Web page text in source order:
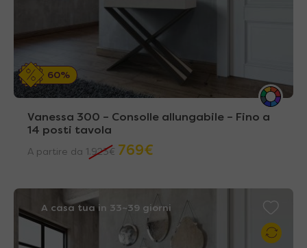
60%
Vanessa 300 – Consolle allungabile – Fino a
14 posti tavola
A partire da 1.923€ 769€
A casa tua in 33~39 giorni